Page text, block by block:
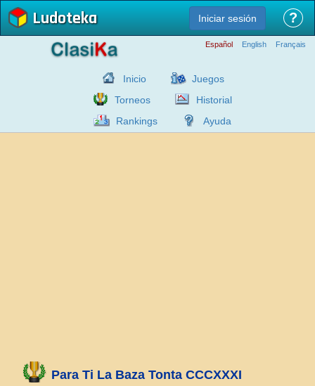
Ludoteka Iniciar sesión ?
Español English Français
Inicio
Juegos
Torneos
Historial
Rankings
Ayuda
Para Ti La Baza Tonta CCCXXXI